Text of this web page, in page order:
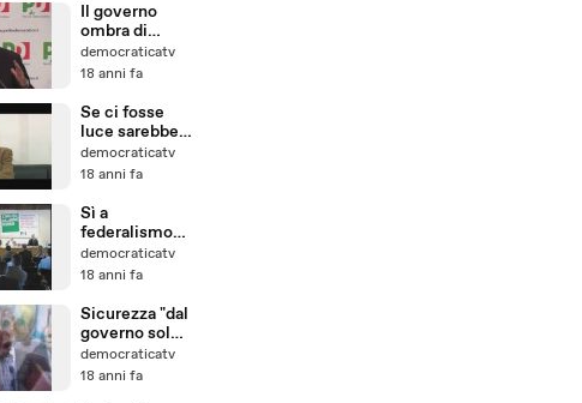
Il governo
ombra di
Walter
Veltroni
democraticatv
18 anni fa
Se ci fosse
luce sarebbe
bellissimo
democraticatv
18 anni fa
Sì a
federalismo
solidale, no a
regionalismo
frammenta
democraticatv
18 anni fa
Sicurezza "dal
governo solo
chiacchiere"
democraticatv
18 anni fa